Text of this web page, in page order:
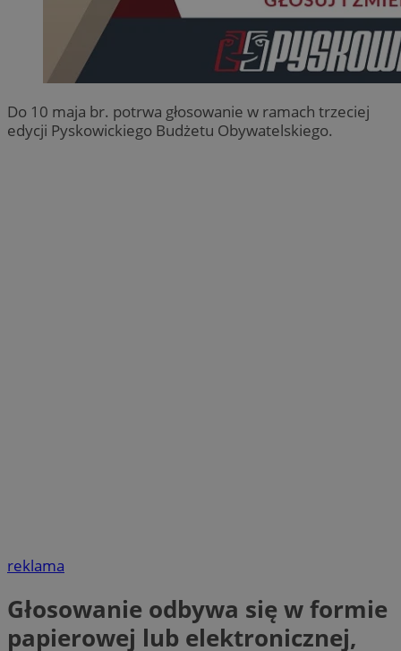
Do 10 maja br. potrwa głosowanie w ramach trzeciej
edycji Pyskowickiego Budżetu Obywatelskiego.
reklama
Głosowanie odbywa się w formie
papierowej lub elektronicznej,